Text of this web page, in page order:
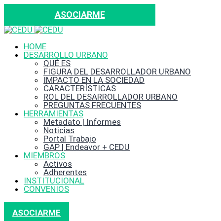
ASOCIARME
HOME
DESARROLLO URBANO
QUÉ ES
FIGURA DEL DESARROLLADOR URBANO
IMPACTO EN LA SOCIEDAD
CARACTERÍSTICAS
ROL DEL DESARROLLADOR URBANO
PREGUNTAS FRECUENTES
HERRAMIENTAS
Metadato | Informes
Noticias
Portal Trabajo
GAP | Endeavor + CEDU
MIEMBROS
Activos
Adherentes
INSTITUCIONAL
CONVENIOS
ASOCIARME